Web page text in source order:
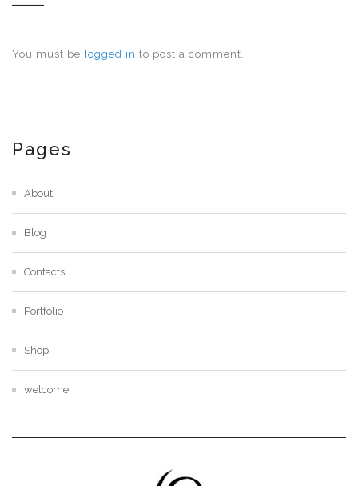
You must be logged in to post a comment.
Pages
About
Blog
Contacts
Portfolio
Shop
welcome